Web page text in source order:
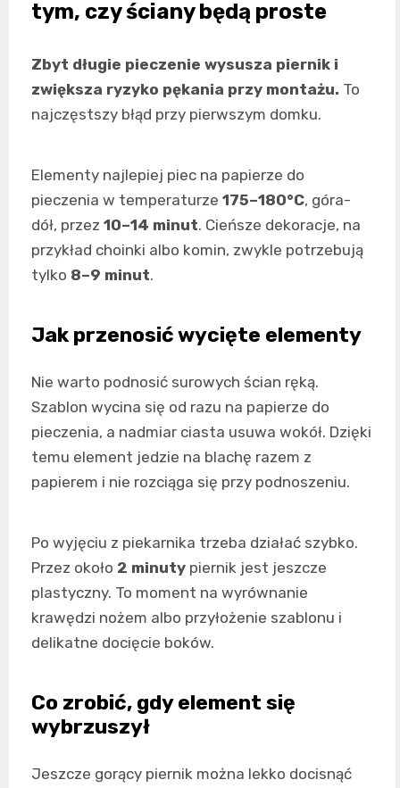
tym, czy ściany będą proste
Zbyt długie pieczenie wysusza piernik i
zwiększa ryzyko pękania przy montażu. To
najczęstszy błąd przy pierwszym domku.
Elementy najlepiej piec na papierze do
pieczenia w temperaturze 175–180°C, góra-
dół, przez 10–14 minut. Cieńsze dekoracje, na
przykład choinki albo komin, zwykle potrzebują
tylko 8–9 minut.
Jak przenosić wycięte elementy
Nie warto podnosić surowych ścian ręką.
Szablon wycina się od razu na papierze do
pieczenia, a nadmiar ciasta usuwa wokół. Dzięki
temu element jedzie na blachę razem z
papierem i nie rozciąga się przy podnoszeniu.
Po wyjęciu z piekarnika trzeba działać szybko.
Przez około 2 minuty piernik jest jeszcze
plastyczny. To moment na wyrównanie
krawędzi nożem albo przyłożenie szablonu i
delikatne docięcie boków.
Co zrobić, gdy element się
wybrzuszył
Jeszcze gorący piernik można lekko docisnąć